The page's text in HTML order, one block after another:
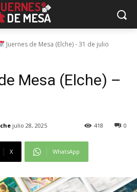
Juernes de Mesa (Elche) - 31 de julio
Mesa (Elche) –
julio 28, 2025 0
418
X WhatsApp